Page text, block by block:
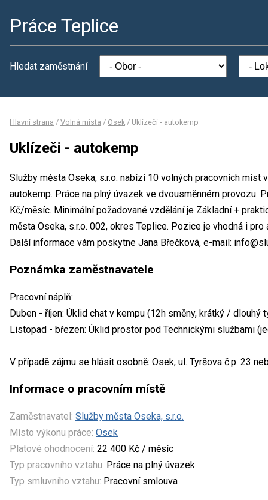
Práce Teplice
Hledat zaměstnání
Hlavní strana / Volná místa / Osek / Uklízeči - autokemp
Uklízeči - autokemp
Služby města Oseka, s.r.o. nabízí 10 volných pracovních
autokemp. Práce na plný úvazek ve dvousměnném provozu.
Kč/měsíc. Minimální požadované vzdělání je Základní +
města Oseka, s.r.o. 002, okres Teplice. Pozice je vhodná i
Další informace vám poskytne Jana Břečková, e-mail:
Poznámka zaměstnavatele
Pracovní náplň:
Duben - říjen: Úklid chat v kempu (12h směny, krátký / dlouhý
Listopad - březen: Úklid prostor pod Technickými službami
V případě zájmu se hlásit osobně: Osek, ul. Tyršova č.p. 23
Informace o pracovním místě
Zaměstnavatel: Služby města Oseka, s.r.o.
Místo výkonu práce: Osek
Platové ohodnocení: 22 400 Kč / měsíc
Typ pracovního vztahu: Práce na plný úvazek
Typ smluvního vztahu: Pracovní smlouva